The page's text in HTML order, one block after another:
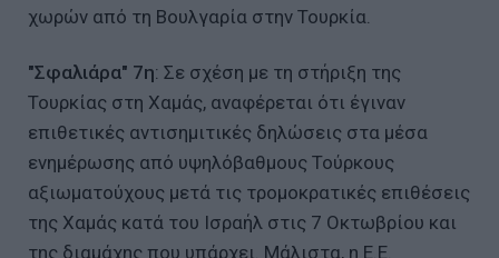
χωρών από τη Βουλγαρία στην Τουρκία.
"Σφαλιάρα" 7η: Σε σχέση με τη στήριξη της
Τουρκίας στη Χαμάς, αναφέρεται ότι έγιναν
επιθετικές αντισημιτικές δηλώσεις στα μέσα
ενημέρωσης από υψηλόβαθμους Τούρκους
αξιωματούχους μετά τις τρομοκρατικές επιθέσεις
της Χαμάς κατά του Ισραήλ στις 7 Οκτωβρίου και
της διαμάχης που υπάρχει. Μάλιστα, η Ε.Ε.